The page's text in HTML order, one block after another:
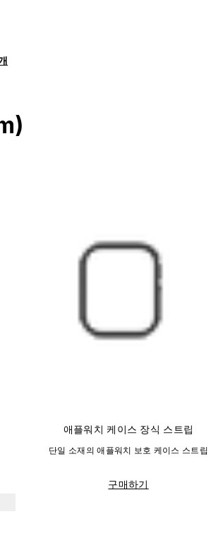
애플워치 케이스 장식 스트립
단일 소재의 애플워치 보호 케이스 스트립
구매하기